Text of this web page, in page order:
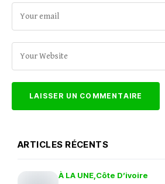
ARTICLES RÉCENTS
À LA UNE Côte D’ivoire